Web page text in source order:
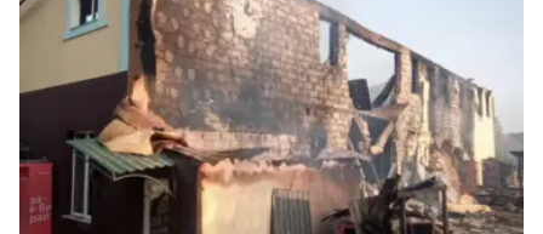
МОЯ НОВОСТЬ
Заголовок новости
+ Добавить